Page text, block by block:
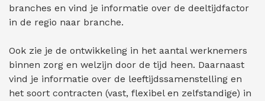
branches en vind je informatie over de deeltijdfactor
in de regio naar branche.
Ook zie je de ontwikkeling in het aantal werknemers
binnen zorg en welzijn door de tijd heen. Daarnaast
vind je informatie over de leeftijdssamenstelling en
het soort contracten (vast, flexibel en zelfstandige) in